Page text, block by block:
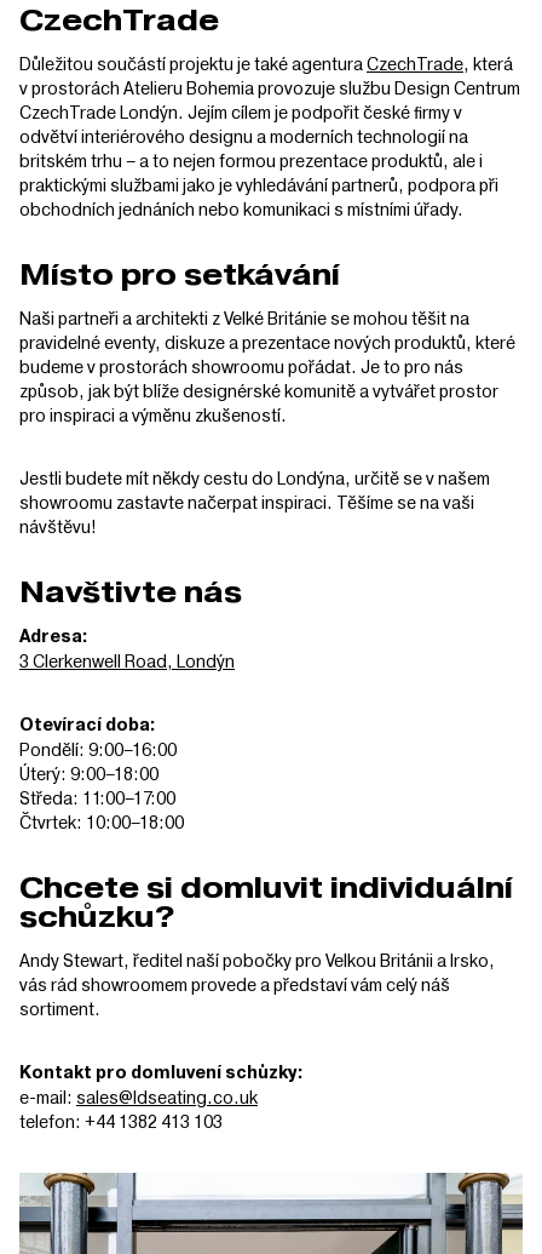
CzechTrade
Důležitou součástí projektu je také agentura CzechTrade, která
v prostorách Atelieru Bohemia provozuje službu Design Centrum
CzechTrade Londýn. Jejím cílem je podpořit české firmy v
odvětví interiérového designu a moderních technologií na
britském trhu – a to nejen formou prezentace produktů, ale i
praktickými službami jako je vyhledávání partnerů, podpora při
obchodních jednáních nebo komunikaci s místními úřady.
Místo pro setkávání
Naši partneři a architekti z Velké Británie se mohou těšit na
pravidelné eventy, diskuze a prezentace nových produktů, které
budeme v prostorách showroomu pořádat. Je to pro nás
způsob, jak být blíže designérské komunitě a vytvářet prostor
pro inspiraci a výměnu zkušeností.
Jestli budete mít někdy cestu do Londýna, určitě se v našem
showroomu zastavte načerpat inspiraci. Těšíme se na vaši
návštěvu!
Navštivte nás
Adresa:
3 Clerkenwell Road, Londýn
Otevírací doba:
Pondělí: 9:00–16:00
Úterý: 9:00–18:00
Středa: 11:00–17:00
Čtvrtek: 10:00–18:00
Chcete si domluvit individuální
schůzku?
Andy Stewart, ředitel naší pobočky pro Velkou Británii a Irsko,
vás rád showroomem provede a představí vám celý náš
sortiment.
Kontakt pro domluvení schůzky:
e-mail: sales@ldseating.co.uk
telefon: +44 1382 413 103